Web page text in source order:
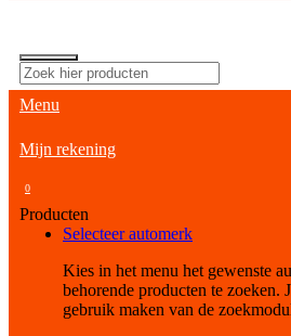
Menu
Mijn rekening
0
Producten
Selecteer automerk
Kies in het menu het gewenste
behorende producten te zoeken.
gebruik maken van de